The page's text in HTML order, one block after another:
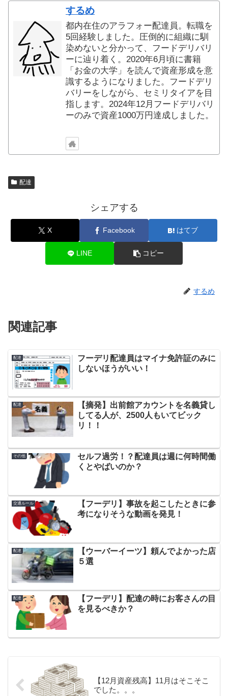
するめ
都内在住のアラフォー配達員。転職を
5回経験しました。圧倒的に組織に馴
染めないと分かって、フードデリバリ
ーに辿り着く。2020年6月頃に書籍
「お金の大学」を読んで資産形成を意
識するようになりました。フードデリ
バリーをしながら、セミリタイアを目
指します。2024年12月フードデリバリ
ーのみで資産1000万円達成しました。
配達
シェアする
X Facebook はてブ
LINE コピー
するめ
関連記事
配達
フーデリ配達員はマイナ免許証のみに
しないほうがいい！
配達
【摘発】出前館アカウントを名義貸し
してる人が、2500人もいてビック
リ！！
その他
セルフ過労！？配達員は週に何時間働
くとやばいのか？
交通ルール
【フーデリ】事故を起こしたときに参
考になりそうな動画を発見！
配達
【ウーバーイーツ】頼んでよかった店
５選
配達
【フーデリ】配達の時にお客さんの目
を見るべきか？
【12月資産残高】11月はそこそこ
でした。。。